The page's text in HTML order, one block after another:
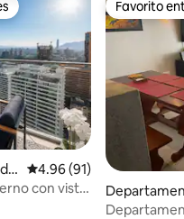
huéspedes
Calificación promedio:
4.96 (91)
con vista
Favorito
Favorito
ea